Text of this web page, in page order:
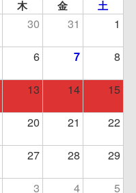
木 金 土
30 31
1
6 7
8
13 14
15
20 21
22
27 28
29
3 4 5